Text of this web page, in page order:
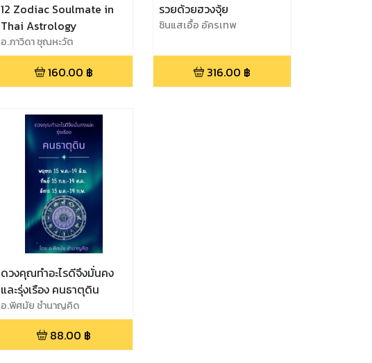
12 Zodiac Soulmate in
Thai Astrology
อ.ภาวิดา ชุณหะวัต
160.00 ฿
รวยด้วยฮวงจุ้ย
ซินแสเอื้อ อัครเทพ
316.00 ฿
ดวงคุณทำอะไรดีจึงมั่นคง
และรุ่งเรือง คนธาตุดิน
อ.พิศมัย ชำนาญคิด
88.00 ฿